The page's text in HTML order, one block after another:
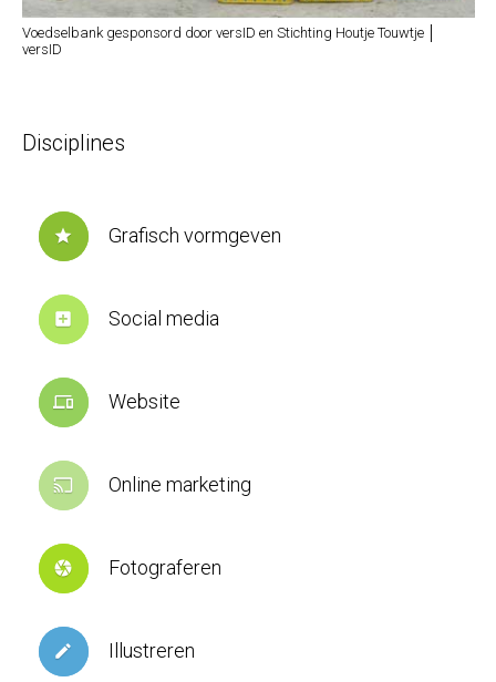
Voedselbank gesponsord door versID en Stichting Houtje Touwtje │
versID
Disciplines
star Grafisch vormgeven
add_box Social media
devices Website
cast Online marketing
camera Fotograferen
create Illustreren